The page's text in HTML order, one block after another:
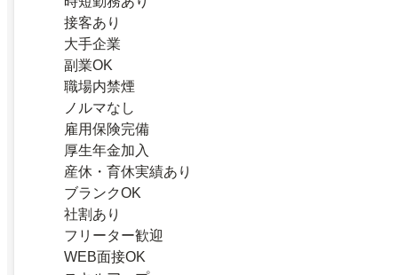
接客あり
大手企業
副業OK
職場内禁煙
ノルマなし
雇用保険完備
厚生年金加入
産休・育休実績あり
ブランクOK
社割あり
フリーター歓迎
WEB面接OK